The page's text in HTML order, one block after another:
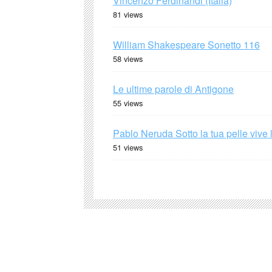
81 views
William Shakespeare Sonetto 116
58 views
Le ultime parole di Antigone
55 views
Pablo Neruda Sotto la tua pelle vive
51 views